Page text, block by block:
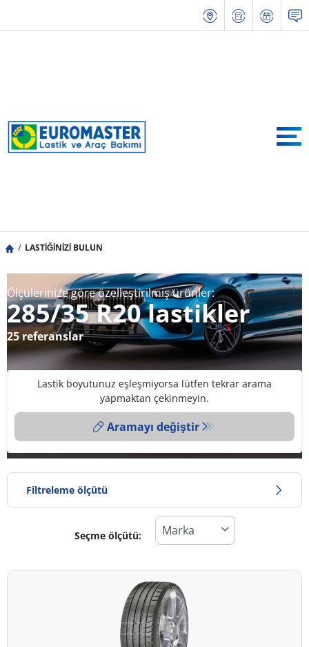
LASTİĞİNİZİ BULUN
Ölçülerinize göre özelleştirilmiş ürünler:
285/35 R20 lastikler
25 referanslar
Lastik boyutunuz eşleşmiyorsa lütfen tekrar arama
yapmaktan çekinmeyin.
Aramayı değiştir
Filtreleme ölçütü
Lastik türü
Tüm lastik türleri (25)
Dört mevsim (6)
Seçme ölçütü: